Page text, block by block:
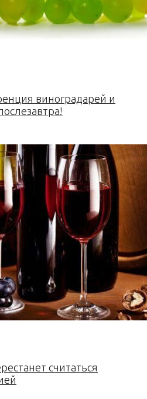
виноградарей и
считаться